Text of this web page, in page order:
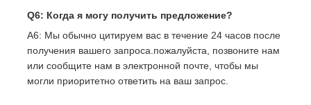
Q6: Когда я могу получить предложение?
A6: Мы обычно цитируем вас в течение 24 часов после
получения вашего запроса.пожалуйста, позвоните нам
или сообщите нам в электронной почте, чтобы мы
могли приоритетно ответить на ваш запрос.